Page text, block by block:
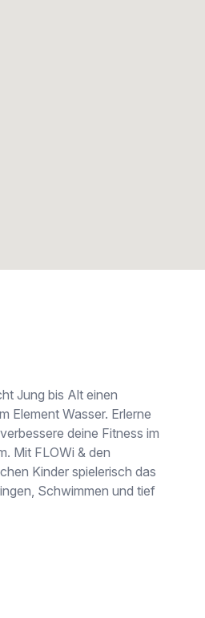
Jung bis Alt einen
Element Wasser. Erlerne
deine Fitness im
Mit FLOWi & den
Kinder spielerisch das
Schwimmen und tief